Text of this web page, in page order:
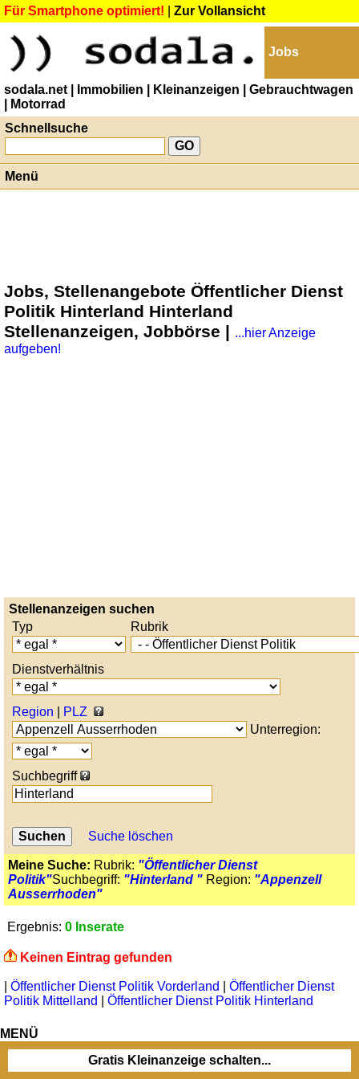
Für Smartphone optimiert! Zur Vollansicht
Jobs
sodala.net | Immobilien | Kleinanzeigen
| Gebrauchtwagen
| Motorrad
Schnellsuche
Menü
Jobs, Stellenangebote Öffentlicher Dienst
Politik Hinterland Hinterland
Stellenanzeigen, Jobbörse | ...hier Anzeige
aufgeben!
Stellenanzeigen suchen
Typ
Rubrik
Dienstverhältnis
Region
PLZ
Unterregion:
Suchbegriff
Suche löschen
Meine Suche: Rubrik: "Öffentlicher Dienst
Politik"Suchbegriff: "Hinterland " Region: "Appenzell
Ausserrhoden"
Ergebnis: 0 Inserate
Keinen Eintrag gefunden
Öffentlicher Dienst Politik Vorderland
Öffentlicher Dienst
Politik Mittelland
Öffentlicher Dienst Politik Hinterland
MENÜ
Gratis Kleinanzeige schalten...